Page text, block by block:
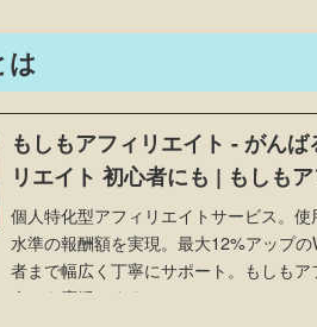
は
もしもアフィリエイト - がん
リエイト 初心者にも | もしも
個人特化型アフィリエイトサービス。
水準の報酬額を実現。最大12%アップ
者まで幅広く丁寧にサポート。もしも
人」を応援します。